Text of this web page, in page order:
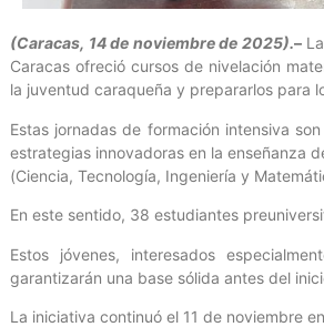
(Caracas, 14 de noviembre de 2025).–La
Caracas ofreció cursos de nivelación
la juventud caraqueña y prepararlos para
Estas jornadas de formación intensiva
estrategias innovadoras en la enseñanza
(Ciencia, Tecnología, Ingeniería y
En este sentido, 38 estudiantes
Estos jóvenes, interesados
garantizarán una base sólida antes del
La iniciativa continuó el 11 de noviembre